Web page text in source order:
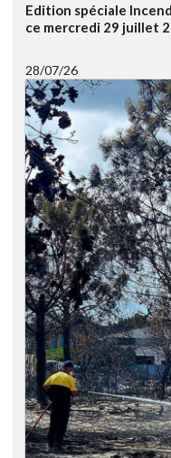
Edition spéciale
ce mercredi 29 juillet
28/07/26